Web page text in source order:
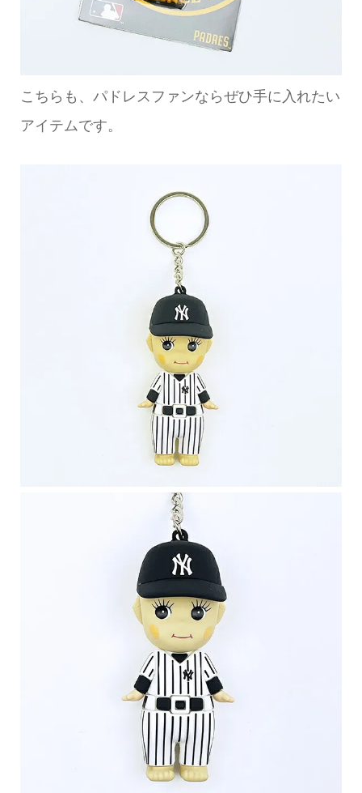
こちらも、パドレスファンならぜひ手に入れたい
アイテムです。